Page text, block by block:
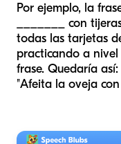
Por ejemplo, la
_______ con
todas las tarjetas
practicando a
frase. Quedaría
"Afeita la oveja